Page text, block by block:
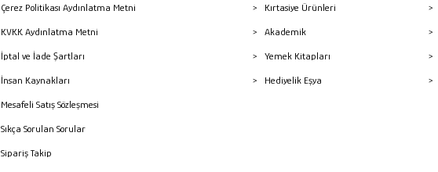
Çerez Politikası Aydınlatma Metni
KVKK Aydınlatma Metni
İptal ve İade Şartları
İnsan Kaynakları
Mesafeli Satış Sözleşmesi
Sıkça Sorulan Sorular
Sipariş Takip
Kırtasiye Ürünleri
Akademik
Yemek Kitapları
Hediyelik Eşya